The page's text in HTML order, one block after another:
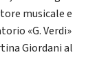
musicale e
«G. Verdi»
Giordani al